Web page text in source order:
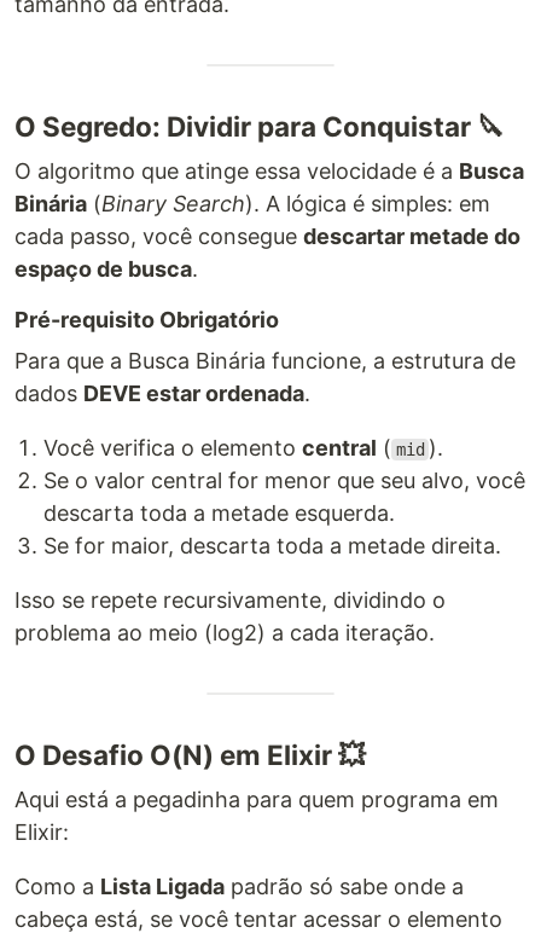
O Segredo: Dividir para Conquistar 🔪
O algoritmo que atinge essa velocidade é a Busca
Binária (Binary Search). A lógica é simples: em
cada passo, você consegue descartar metade do
espaço de busca.
Pré-requisito Obrigatório
Para que a Busca Binária funcione, a estrutura de
dados DEVE estar ordenada.
Você verifica o elemento central ( mid ).
Se o valor central for menor que seu alvo, você
descarta toda a metade esquerda.
Se for maior, descarta toda a metade direita.
Isso se repete recursivamente, dividindo o
problema ao meio (log2) a cada iteração.
O Desafio O(N) em Elixir 💥
Aqui está a pegadinha para quem programa em
Elixir:
Como a Lista Ligada padrão só sabe onde a
cabeça está, se você tentar acessar o elemento